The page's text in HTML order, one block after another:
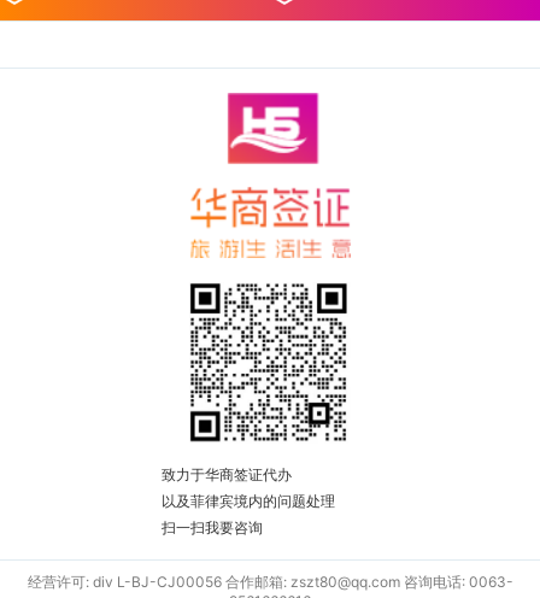
致力于华商签证代办
以及菲律宾境内的问题处理
扫一扫我要咨询
经营许可: div L-BJ-CJ00056 合作邮箱: zszt80@qq.com 咨询电话: 0063-